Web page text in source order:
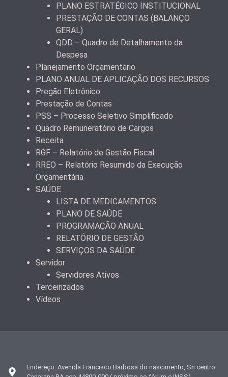
PLANO ESTRATÉGICO INSTITUCIONAL
PRESTAÇÃO DE CONTAS (BALANÇO
GERAL)
QDD – Quadro de Detalhamento da
Despesa
Planejamento Orçamentário
PLANO ANUAL DE APLICAÇÃO DOS RECURSOS
Pregão Eletrônico
Prestação de Contas
PSS – Processo Seletivo Simplificado
Quadro Remuneratório de Cargos
Receita
RGF – Relatório de Gestão Fiscal
RREO – Relatório Resumido da Execução
Orçamentária
SAÚDE
LISTA DE MEDICAMENTOS
PLANO DE SAÚDE
PROGRAMAÇÃO ANUAL
RELATÓRIO DE GESTÃO
SERVIÇOS DA SAÚDE
Servidor
Servidores Ativos
Terceirizados
Vídeos
Endereço: Avenida Francisco Barbosa do nascimento, Sn centro.